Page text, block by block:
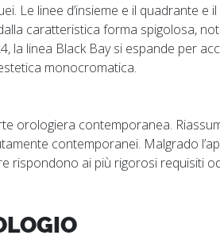
Le linee d’insieme e il quadrante e
caratteristica forma spigolosa,
la linea Black Bay si espande per
monocromatica.
orologiera contemporanea.
contemporanei. Malgrado
rispondono ai più rigorosi requisiti